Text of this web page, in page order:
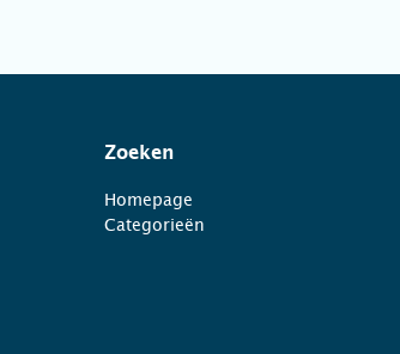
Zoeken
Homepage
Categorieën